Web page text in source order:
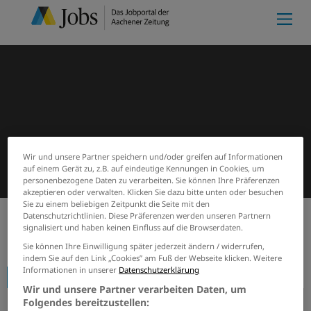
Start Firmenprofile Autohaus Meures GmbH
Wir und unsere Partner speichern und/oder greifen auf Informationen
auf einem Gerät zu, z.B. auf eindeutige Kennungen in Cookies, um
personenbezogene Daten zu verarbeiten. Sie können Ihre Präferenzen
akzeptieren oder verwalten. Klicken Sie dazu bitte unten oder besuchen
Sie zu einem beliebigen Zeitpunkt die Seite mit den
Datenschutzrichtlinien. Diese Präferenzen werden unseren Partnern
signalisiert und haben keinen Einfluss auf die Browserdaten.
Sie können Ihre Einwilligung später jederzeit ändern / widerrufen,
indem Sie auf den Link „Cookies” am Fuß der Webseite klicken. Weitere
Informationen in unserer Datenschutzerklärung
Wir und unsere Partner verarbeiten Daten, um
Folgendes bereitzustellen: